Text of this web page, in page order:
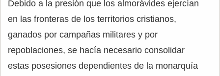
Debido a la presión que los almorávides ejercían
en las fronteras de los territorios cristianos,
ganados por campañas militares y por
repoblaciones, se hacía necesario consolidar
estas posesiones dependientes de la monarquía